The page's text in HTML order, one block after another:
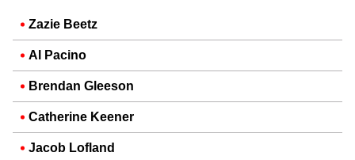
Zazie Beetz
Al Pacino
Brendan Gleeson
Catherine Keener
Jacob Lofland